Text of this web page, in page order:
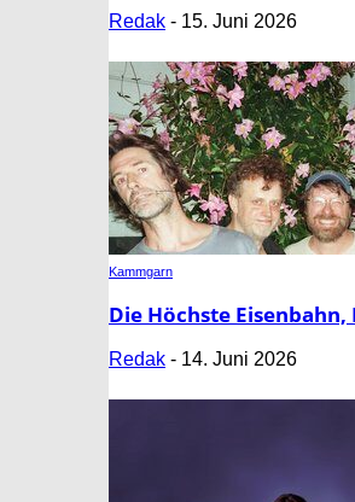
Redak - 15. Juni 2026
Kammgarn
Die Höchste
Redak - 14. Juni 2026